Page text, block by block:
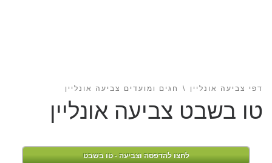
דפי צביעה אונליין חגים ומועדים צביעה אונליין
טו בשבט צביעה אונליין
לחצו להדפסה וצביעה - טו בשבט